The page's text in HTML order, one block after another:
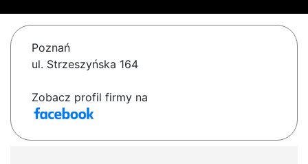
Poznań
ul. Strzeszyńska 164
Zobacz profil firmy na